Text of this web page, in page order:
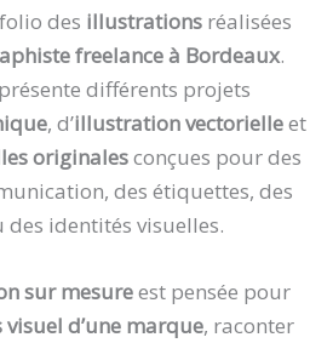
des illustrations réalisées
freelance à Bordeaux.
différents projets
, d’illustration vectorielleet
originalesconçues pour des
des étiquettes, des
des identités visuelles.
sur mesureest pensée pour
visuel d’une marque, raconter